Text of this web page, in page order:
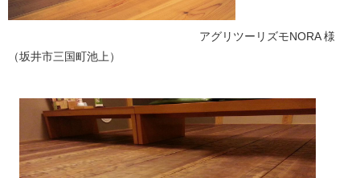
アグリツーリズモNORA 様
（坂井市三国町池上）